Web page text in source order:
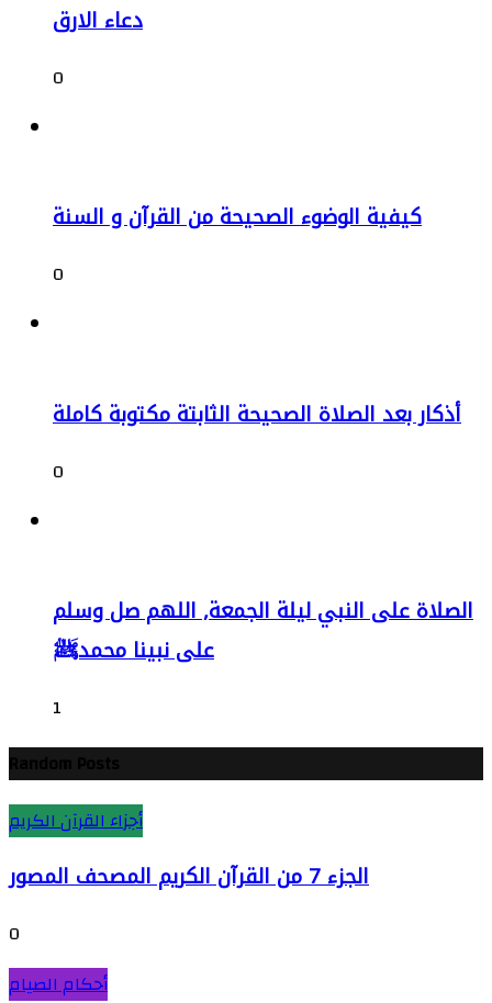
دعاء الارق
0
كيفية الوضوء الصحيحة من القرآن و السنة
0
أذكار بعد الصلاة الصحيحة الثابتة مكتوبة كاملة
0
الصلاة على النبي ليلة الجمعة, اللهم صل وسلم
على نبينا محمدﷺ
1
أجزاء القرآن الكريم
الجزء 7 من القرآن الكريم المصحف المصور
0
أحكام الصيام